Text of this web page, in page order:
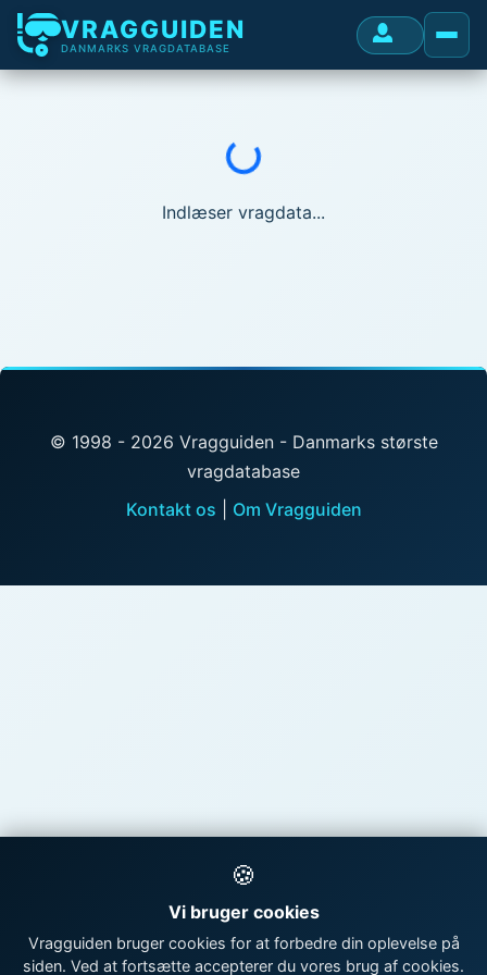
VRAGGUIDEN
DANMARKS VRAGDATABASE
Indlæser...
Indlæser vragdata...
© 1998 - 2026 Vragguiden - Danmarks største
vragdatabase
Kontakt os
Om Vragguiden
🍪
Vi bruger cookies
Vragguiden bruger cookies for at forbedre din oplevelse på
siden. Ved at fortsætte accepterer du vores brug af cookies.